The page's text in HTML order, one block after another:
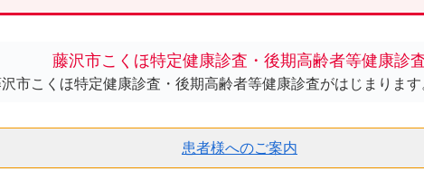
藤沢市こくほ特定健康診査・後期高齢者等健康診
市こくほ特定健康診査・後期高齢者等健康診査がはじまります
患者様へのご案内